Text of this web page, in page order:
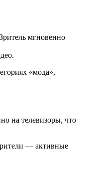
мгновенно
«мода»,
на телевизоры, что
— активные